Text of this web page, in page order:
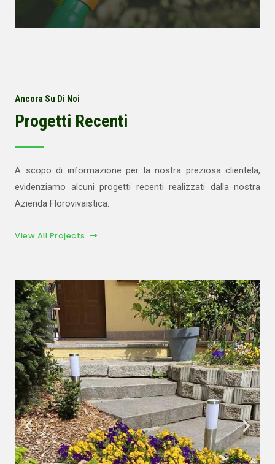
Ancora Su Di Noi
Progetti Recenti
A scopo di informazione per la nostra preziosa clientela,
evidenziamo alcuni progetti recenti realizzati dalla nostra
Azienda Florovivaistica.
View All Projects